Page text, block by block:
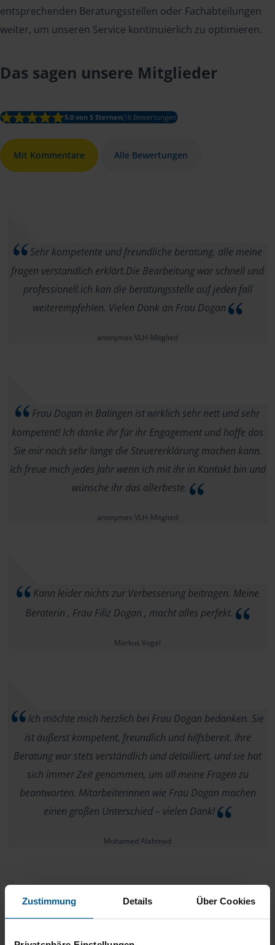
Zustimmung Details Über Cookies
entsprechenden Beratungsstellen oder Fachabteilungen
weiter, um unseren Service kontinuierlich zu optimieren.
Das sagen unsere Mitglieder
5.0 von 5 Sternen(16 Bewertungen)
Mit Kommentare Alle Bewertungen
Sehr kompetente und freundliche beratung. alle meine
fragen verstandlich erklärt.Die Bearbeitung war schnell und
professionell.ich kan die beratungsstelle auf jeden fall
weiterempfehlen. Vielen Dank an Frau Dogan
anonymes VLH-Mitglied
Frau Dogan in Balingen ist wirklich sehr nett und sehr
kompetent! Ich danke ihr für ihr Engagement und hoffe das
Sie mir noch sehr lange die Steuererklärung machen kann.
Ich freue mich jedes Jahr wenn ich mit ihr in Kontakt bin und
wünsche ihr das allerbeste.
anonymes VLH-Mitglied
Kann leider nichts zur Verbesserung beitragen. Meine
Beraterin , Frau Filiz Dogan , macht alles perfekt.
Markus Vogel
Ich möchte mich herzlich bei Frau Dogan bedanken. Sie
ist äußerst kompetent, freundlich und hilfsbereit. Ihre
Beratung war stets verständlich und detailliert, und sie hat
sich immer Zeit genommen, um all meine Fragen zu
beantworten. Mitarbeiterinnen wie Frau Dogan machen
einen großen Unterschied – vielen Dank!
Mohamed Alahmad
Ich fühlte mich von Anfang an bei der VHL bestens